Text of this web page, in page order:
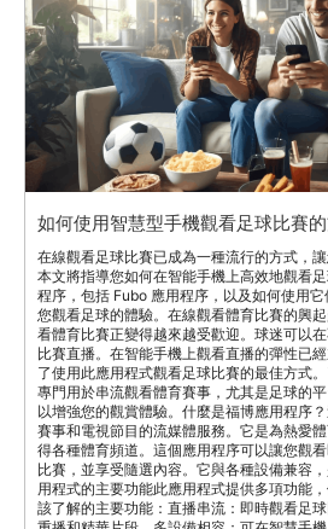
如何使用智慧型手機觀看足球比賽
在線觀看足球比賽已成為一種流行的方式，讓
本文將指導您如何在智能手機上高效地觀看
程序，包括 Fubo 應用程序，以及如何使用
您觀看足球的體驗。在線觀看體育比賽的興
看體育比賽正變得越來越受歡迎。球迷可以
比賽直播。在智能手機上觀看直播的彈性已
了使用此應用程式觀看足球比賽的最佳方式
專門用於串流觀看體育賽事，尤其是足球的
以增強您的觀賞體驗。什麼是福博應用程序
賽事和電視節目的流媒體服務。它是為熱愛
得各種體育頻道。這個應用程序可以讓您觀
比賽，並享受隨選內容。它與各種設備兼容
用程式的主要功能此應用程式提供多項功能
該了解的主要功能：直播串流：即時觀看足